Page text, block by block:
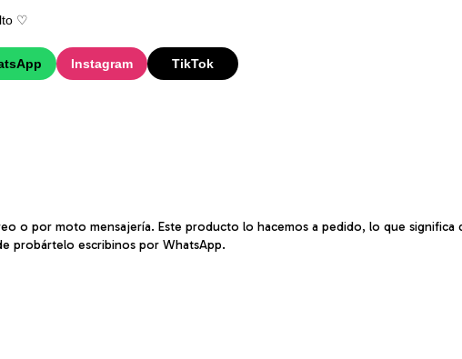
♡︎
Instagram TikTok
o por moto mensajería. Este producto lo hacemos a pedido, lo que significa
probártelo escribinos por WhatsApp.